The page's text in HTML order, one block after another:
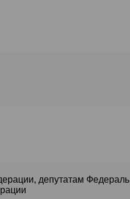
депутатам